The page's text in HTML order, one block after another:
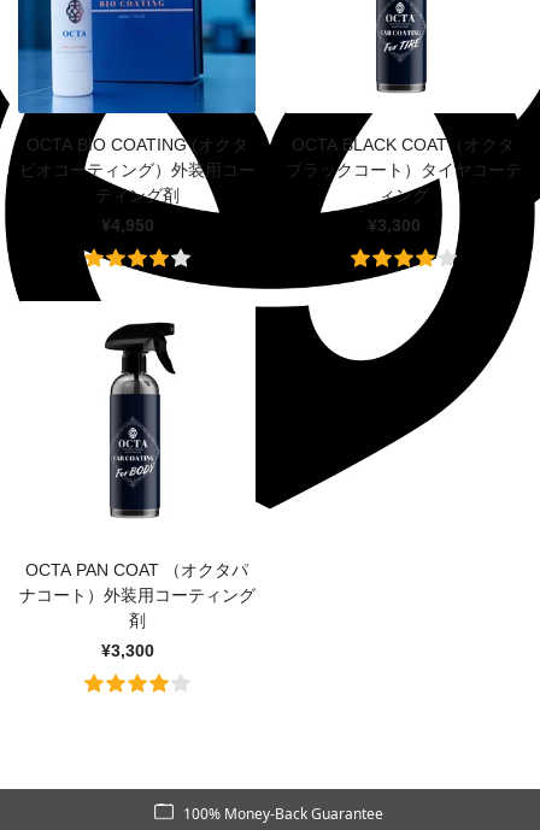
OCTA BIO COATING (オクタ
ビオコーティング）外装用コー
ティング剤
¥4,950
OCTA BLACK COAT（オクタ
ブラックコート）タイヤコーテ
ィング
¥3,300
OCTA PAN COAT （オクタパ
ナコート）外装用コーティング
剤
¥3,300
100% Money-Back Guarantee